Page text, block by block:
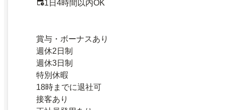
1日4時間以内OK
賞与・ボーナスあり
週休2日制
週休3日制
特別休暇
18時までに退社可
接客あり